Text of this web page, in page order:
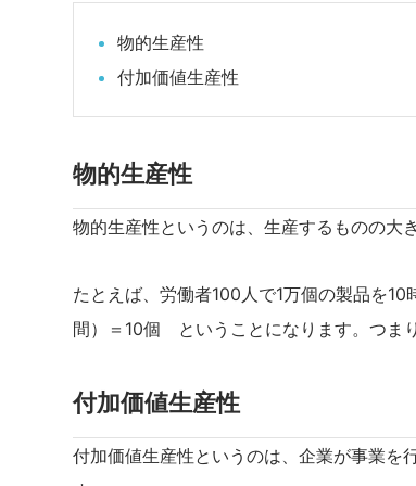
物的生産性
付加価値生産性
物的生産性
物的生産性というのは、生産するものの大
たとえば、労働者100人で1万個の製品を
間）＝10個 ということになります。つま
付加価値生産性
付加価値生産性というのは、企業が事業を